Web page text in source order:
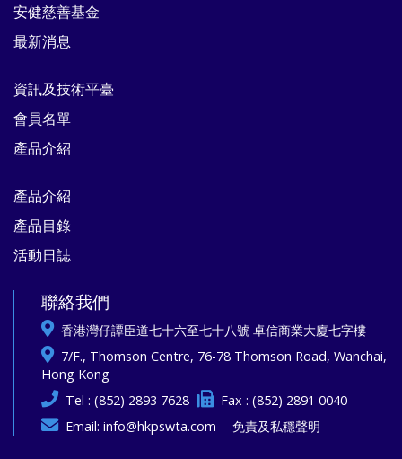
安健慈善基金
最新消息
資訊及技術平臺
會員名單
產品介紹
產品介紹
產品目錄
活動日誌
聯絡我們
香港灣仔譚臣道七十六至七十八號 卓信商業大廈七字樓
7/F., Thomson Centre, 76-78 Thomson Road, Wanchai,
Hong Kong
Tel : (852) 2893 7628
Fax : (852) 2891 0040
Email: info@hkpswta.com 免責及私穩聲明